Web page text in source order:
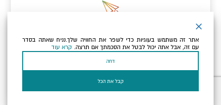
כתובת הדוא"ל שלך
אני מאשר/ת שקראתי ומסכים/הלמדיניות הפרטיות ולמדיניות
אתר זה משתמש בעוגיות כדי לשפר את החוויה שלך.נניח שאתה בסדר
עם זה, אבל אתה יכול לבטל את הסכמתך אם תרצה. קרא עוד
דחה
קבל את הכל